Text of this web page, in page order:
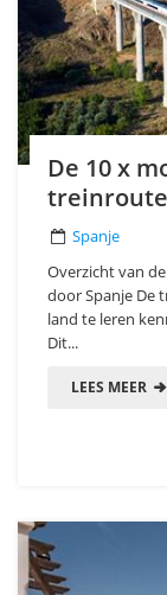
De 10 x
Spanje
Overzicht van
door Spanje De
land te leren
Dit...
LEES MEER